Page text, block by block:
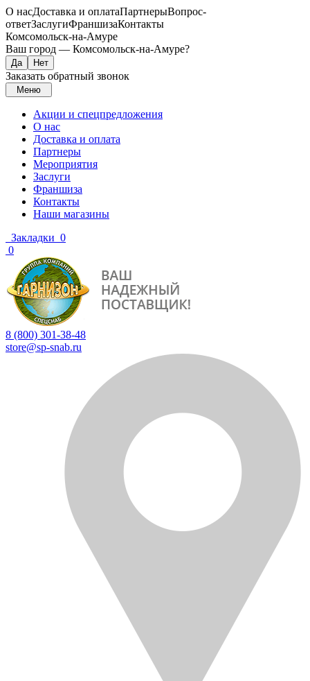
О насДоставка и оплатаПартнерыВопрос-
ответЗаслугиФраншизаКонтакты
Комсомольск-на-Амуре
Ваш город — Комсомольск-на-Амуре?
Заказать обратный звонок
Меню
Акции и спецпредложения
О нас
Доставка и оплата
Партнеры
Мероприятия
Заслуги
Франшиза
Контакты
Наши магазины
Закладки 0
0
8 (800) 301-38-48
store@sp-snab.ru